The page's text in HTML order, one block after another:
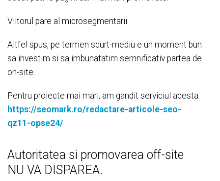
Viitorul pare al microsegmentarii.
Altfel spus, pe termen scurt-mediu e un moment bun
sa investim si sa imbunatatim semnificativ partea de
on-site.
Pentru proiecte mai mari, am gandit serviciul acesta:
https://seomark.ro/redactare-articole-seo-
qz11-opse24/
Autoritatea si promovarea off-site
NU VA DISPAREA.